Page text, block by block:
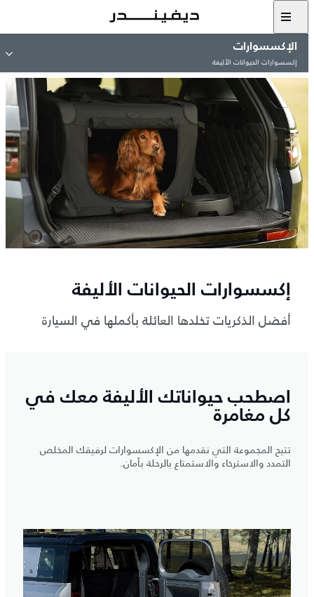
الإكسسوارات
إكسسوارات الحيوانات الأليفة
إكسسوارات الحيوانات الأليفة
أفضل الذكريات تخلدها العائلة بأكملها في السيارة
اصطحب حيواناتك الأليفة معك في
كل مغامرة
تتيح المجموعة التي نقدمها من الإكسسوارات لرفيقك المخلص
التمدد والاسترخاء والاستمتاع بالرحلة بأمان.